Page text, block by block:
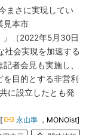
まさに実現してい
見本市
」（2022年5月30日
社会実現を加速する
者会見も実施し、
目的とする非営利
に設立したとも発
[ 永山準 ，MONOist]